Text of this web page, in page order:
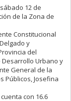
12 de
de la Zona de
Constitucional
y
del
Desarrollo Urbano y
General de la
Públicos, Josefina
con 16.6